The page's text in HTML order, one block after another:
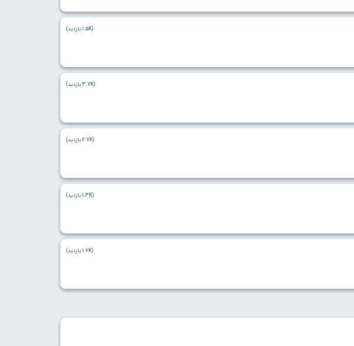
(1.5K بازدید)
(3.7K بازدید)
(2.7K بازدید)
(1.3K بازدید)
(1.7K بازدید)